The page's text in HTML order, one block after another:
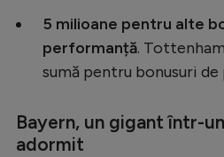
5 milioane pentru alte
performanță.
sumă pentru bonusuri
Bayern, un gigant într-
adormit